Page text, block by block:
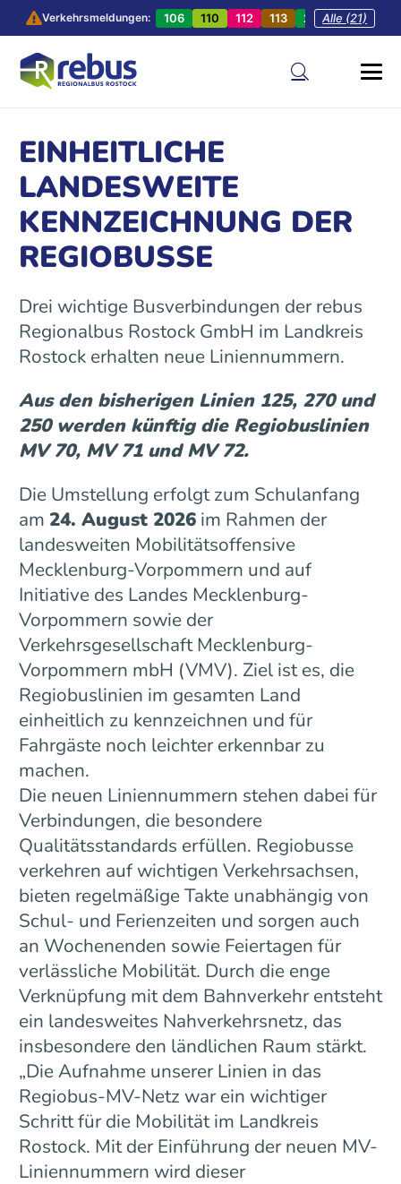
Verkehrsmeldungen: 106 110 112 113 201 202
Alle (21)
EINHEITLICHE
LANDESWEITE
KENNZEICHNUNG DER
REGIOBUSSE
Drei wichtige Busverbindungen der rebus
Regionalbus Rostock GmbH im Landkreis
Rostock erhalten neue Liniennummern.
Aus den bisherigen Linien 125, 270 und
250 werden künftig die Regiobuslinien
MV 70, MV 71 und MV 72.
Die Umstellung erfolgt zum Schulanfang
am 24. August 2026im Rahmen der
landesweiten Mobilitätsoffensive
Mecklenburg-Vorpommern und auf
Initiative des Landes Mecklenburg-
Vorpommern sowie der
Verkehrsgesellschaft Mecklenburg-
Vorpommern mbH (VMV). Ziel ist es, die
Regiobuslinien im gesamten Land
einheitlich zu kennzeichnen und für
Fahrgäste noch leichter erkennbar zu
machen.
Die neuen Liniennummern stehen dabei für
Verbindungen, die besondere
Qualitätsstandards erfüllen. Regiobusse
verkehren auf wichtigen Verkehrsachsen,
bieten regelmäßige Takte unabhängig von
Schul- und Ferienzeiten und sorgen auch
an Wochenenden sowie Feiertagen für
verlässliche Mobilität. Durch die enge
Verknüpfung mit dem Bahnverkehr entsteht
ein landesweites Nahverkehrsnetz, das
insbesondere den ländlichen Raum stärkt.
„Die Aufnahme unserer Linien in das
Regiobus-MV-Netz war ein wichtiger
Schritt für die Mobilität im Landkreis
Rostock. Mit der Einführung der neuen MV-
Liniennummern wird dieser